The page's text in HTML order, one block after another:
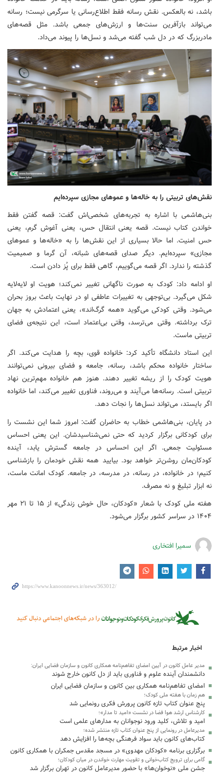
باشد، نه بالعکس. نقش رسانه فقط اطلاع‌رسانی یا سرگرمی نیست؛ رسانه
می‌تواند بازآفرین سنت‌ها و ارزش‌های جمعی باشد. مثل قصه‌های
مادربزرگ که در دل شب گفته می‌شد و نسل‌ها را پیوند می‌داد.
نقش‌های تربیتی را به خاله‌ها و عموهای مجازی سپرده‌ایم
بنی‌هاشمی با اشاره به تجربه‌های شخصی‌اش گفت: قصه گفتن فقط
خواندن کتاب نیست. قصه یعنی انتقال حس، یعنی آغوش گرم، یعنی
حس امنیت. اما حالا بسیاری از این نقش‌ها را به «خاله‌ها و عموهای
مجازی» سپرده‌ایم. دیگر صدای قصه‌های شبانه، آن گرما و صمیمیت
گذشته را ندارد. اگر قصه می‌گوییم، گاهی فقط برای پُز دادن است.
او ادامه داد: کودک به صورت ناگهانی تغییر نمی‌کند؛ هویت او لایه‌لایه
شکل می‌گیرد. بی‌توجهی به تغییرات عاطفی او در نهایت باعث بروز بحران
می‌شود. وقتی کودکی می‌گوید «همه گرگ‌اند»، یعنی اعتمادش به جهان
ترک برداشته. وقتی می‌ترسد، وقتی بی‌اعتماد است، این نتیجه‌ی فضای
تربیتی ماست.
این استاد دانشگاه تأکید کرد: خانواده قوی، بچه را هدایت می‌کند. اگر
ساختار خانواده محکم باشد، رسانه، جامعه و فضای بیرونی نمی‌توانند
هویت کودک را از ریشه تغییر دهند. هنوز هم خانواده مهم‌ترین نهاد
تربیتی است. رسانه‌ها می‌آیند و می‌روند، فناوری تغییر می‌کند، اما خانواده
اگر بایستد، می‌تواند نسل‌ها را نجات دهد.
در پایان، بنی‌هاشمی خطاب به حاضران گفت: امروز شما این نشست را
برای کودکانی برگزار کردید که حتی نمی‌شناسیدشان. این یعنی احساس
مسئولیت جمعی. اگر این احساس در جامعه گسترش یابد، آینده
کودکان‌مان روشن‌تر خواهد بود. بیایید همه نقش خودمان را بازشناسی
کنیم؛ در خانواده، در رسانه، در مدرسه، در جامعه. کودک امانت ماست،
نه ابزار تبلیغ و نه مصرف.
هفته ملی کودک با شعار «کودکان، حال خوش زندگی» از ۱۵ تا ۲۱ مهر
۱۴۰۴ در سراسر کشور برگزار می‌شود.
سمیرا افتخاری
اخبار مرتبط
مدیر عامل کانون در آیین امضای تفاهم‌نامه همکاری کانون و سازمان فضایی ایران:
دانشمندان آینده علوم و فناوری باید از دل کانون خارج شوند
امضای تفاهم‌نامه همکاری بین کانون و سازمان فضایی ایران
هم زمان با هفته ملی کودک؛
پنج عنوان کتاب تازه کانون پرورش فکری رونمایی شد
کارشناس ارشد هوا فضا در نشست «امید تا مدار»؛
امید و تلاش، کلید ورود نوجوانان به مدارهای علمی است
مدیرعامل در رونمایی از پنج عنوان کتاب تازه منتشر شده؛
کتاب‌های کانون باید سواد فرهنگی بچه‌ها را افزایش دهد
برگزاری برنامه «کودکان مهدوی» در مسجد مقدس جمکران با همکاری کانون
گامی برای ترویج کتاب‌خوانی و تقویت مهارت خواندن در میان کودکان؛
جشن ملی «نوخوان‌ها» با حضور مدیرعامل کانون در تهران برگزار شد